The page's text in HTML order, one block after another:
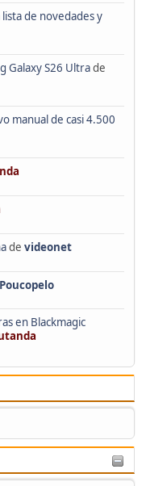
de novedades y
Galaxy S26 Ultrade
manual de casi 4.500
de videonet
Poucopelo
en Blackmagic